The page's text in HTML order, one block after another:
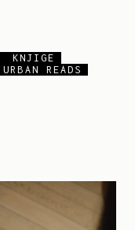
KNJIGE
URBAN READS